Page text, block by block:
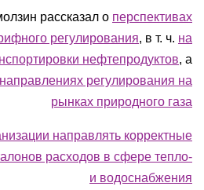
рассказал о перспективах
регулирования, в т. ч. на
нефтепродуктов, а
регулирования на
рынках природного газа
направлять корректные
расходов в сфере тепло-
и водоснабжения